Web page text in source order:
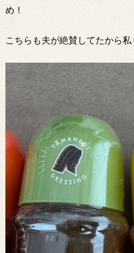
め！
こちらも夫が絶賛してたから